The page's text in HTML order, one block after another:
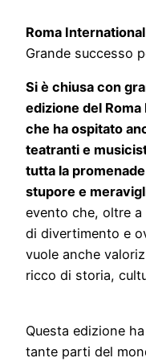
Roma
Grande successo
Si è chiusa con
edizione del
che ha ospitato
teatranti e
tutta la
stupore e
evento che, oltre
di divertimento e
vuole anche
ricco di storia,
Questa edizione
tante parti del